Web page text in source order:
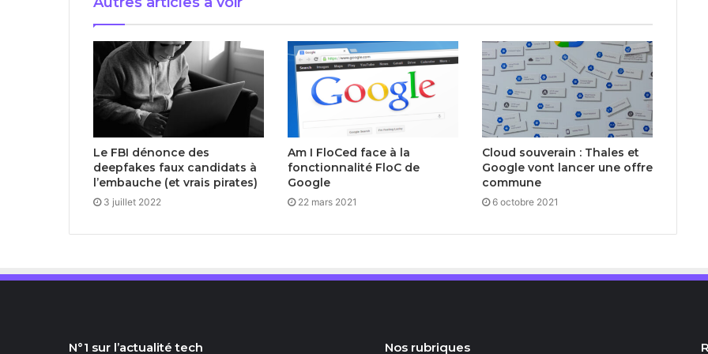
Le FBI dénonce des
deepfakes faux candidats à
l’embauche (et vrais pirates)
3 juillet 2022
Am I FloCed face à la
fonctionnalité FloC de
Google
22 mars 2021
Cloud souverain : Thales et
Google vont lancer une offre
commune
6 octobre 2021
N°1 sur l’actualité tech Nos rubriques